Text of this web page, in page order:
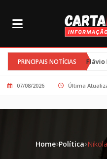
PRINCIPAIS NOTÍCIAS
Flávio Bolsonaro é resultado
07/08/2026 Última
Home Política